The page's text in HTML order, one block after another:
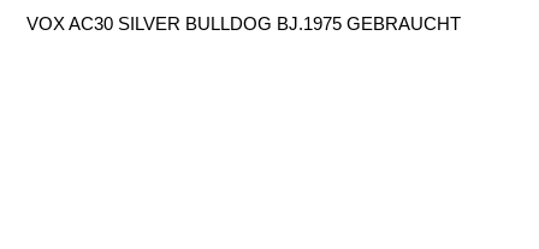
VOX AC30 SILVER BULLDOG BJ.1975 GEBRAUCHT